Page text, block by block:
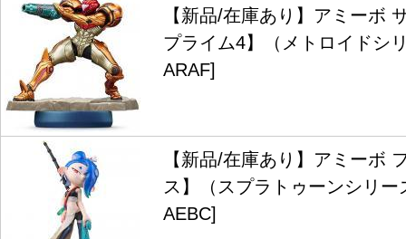
【新品/在庫あり】アミーボ
プライム4】（メトロイドシ
ARAF]
【新品/在庫あり】アミーボ
ス】（スプラトゥーンシリー
AEBC]